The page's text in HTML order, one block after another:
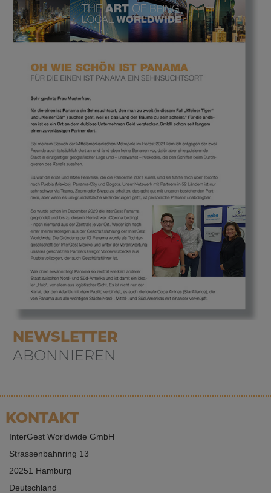
NEWSLETTER
ABONNIEREN
KONTAKT
InterGest Worldwide GmbH
Strassenbahnring 13
20251 Hamburg
Deutschland